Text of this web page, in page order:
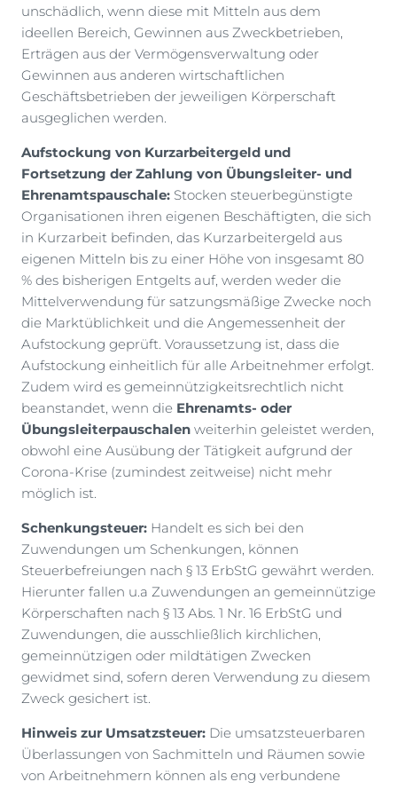
unschädlich, wenn diese mit Mitteln aus dem
ideellen Bereich, Gewinnen aus Zweckbetrieben,
Erträgen aus der Vermögensverwaltung oder
Gewinnen aus anderen wirtschaftlichen
Geschäftsbetrieben der jeweiligen Körperschaft
ausgeglichen werden.
Aufstockung von Kurzarbeitergeld und
Fortsetzung der Zahlung von Übungsleiter- und
Ehrenamtspauschale: Stocken steuerbegünstigte
Organisationen ihren eigenen Beschäftigten, die sich
in Kurzarbeit befinden, das Kurzarbeitergeld aus
eigenen Mitteln bis zu einer Höhe von insgesamt 80
% des bisherigen Entgelts auf, werden weder die
Mittelverwendung für satzungsmäßige Zwecke noch
die Marktüblichkeit und die Angemessenheit der
Aufstockung geprüft. Voraussetzung ist, dass die
Aufstockung einheitlich für alle Arbeitnehmer erfolgt.
Zudem wird es gemeinnützigkeitsrechtlich nicht
beanstandet, wenn die Ehrenamts- oder
Übungsleiterpauschalen weiterhin geleistet werden,
obwohl eine Ausübung der Tätigkeit aufgrund der
Corona-Krise (zumindest zeitweise) nicht mehr
möglich ist.
Schenkungsteuer: Handelt es sich bei den
Zuwendungen um Schenkungen, können
Steuerbefreiungen nach § 13 ErbStG gewährt werden.
Hierunter fallen u.a Zuwendungen an gemeinnützige
Körperschaften nach § 13 Abs. 1 Nr. 16 ErbStG und
Zuwendungen, die ausschließlich kirchlichen,
gemeinnützigen oder mildtätigen Zwecken
gewidmet sind, sofern deren Verwendung zu diesem
Zweck gesichert ist.
Hinweis zur Umsatzsteuer: Die umsatzsteuerbaren
Überlassungen von Sachmitteln und Räumen sowie
von Arbeitnehmern können als eng verbundene